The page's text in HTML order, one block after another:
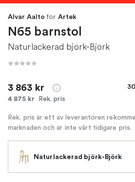
Alvar Aalto för Artek
N65 barnstol
Naturlackerad björk-Björk
3 863 kr
4 875 kr Rek. pris
Rek. pris är ett av leverantören
marknaden och är inte vårt tidigare pris.
Naturlackerad björk-Björk